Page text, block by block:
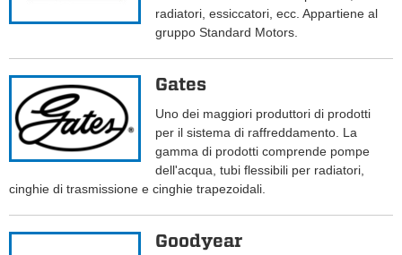
radiatori, essiccatori, ecc. Appartiene al
gruppo Standard Motors.
Gates
Uno dei maggiori produttori di prodotti
per il sistema di raffreddamento. La
gamma di prodotti comprende pompe
dell'acqua, tubi flessibili per radiatori,
cinghie di trasmissione e cinghie trapezoidali.
Goodyear